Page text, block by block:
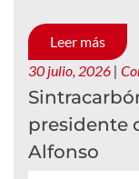
Leer más
30 julio, 2026 |
presidente
Alfonso